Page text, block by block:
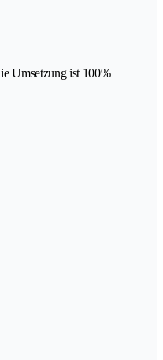
Umsetzung ist 100%